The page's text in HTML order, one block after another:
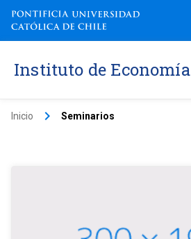
Instituto de Economía
Inicio keyboard_arrow_right Seminarios